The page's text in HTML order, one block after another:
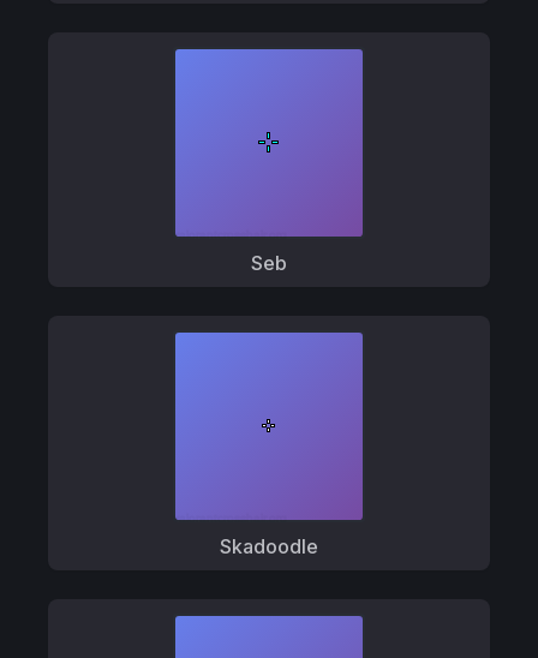
Seb
Skadoodle